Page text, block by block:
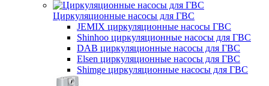
Циркуляционные насосы для ГВС
JEMIX циркуляционные насосы ГВС
Shinhoo циркуляционные насосы для ГВС
DAB циркуляционные насосы для ГВС
Elsen циркуляционные насосы для ГВС
Shimge циркуляционные насосы для ГВС